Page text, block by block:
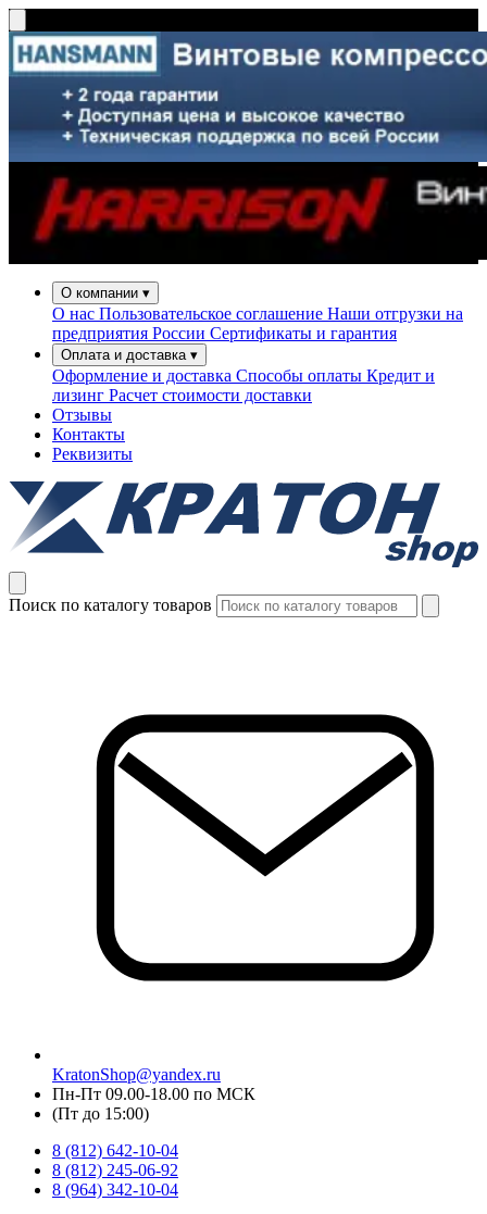
О компании ▾
О нас Пользовательское соглашение Наши отгрузки на
предприятия России Сертификаты и гарантия
Оплата и доставка ▾
Оформление и доставка Способы оплаты Кредит и
лизинг Расчет стоимости доставки
Отзывы
Контакты
Реквизиты
Поиск по каталогу товаров
KratonShop@yandex.ru
Пн-Пт 09.00-18.00 по МСК
(Пт до 15:00)
8 (812) 642-10-04
8 (812) 245-06-92
8 (964) 342-10-04